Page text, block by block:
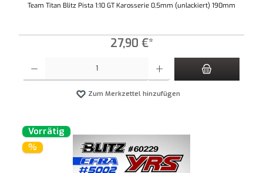
Team Titan Blitz Pista 1:10 GT Karosserie 0,5mm (unlackiert) 190mm
27,90 €*
Zum Merkzettel hinzufügen
Vorrätig
%